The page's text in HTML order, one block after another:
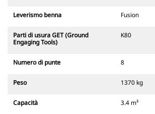
Leverismo benna Fusion
Parti di usura GET (Ground
Engaging Tools)
K80
Numero di punte 8
Peso 1370 kg
Capacità 3.4 m³